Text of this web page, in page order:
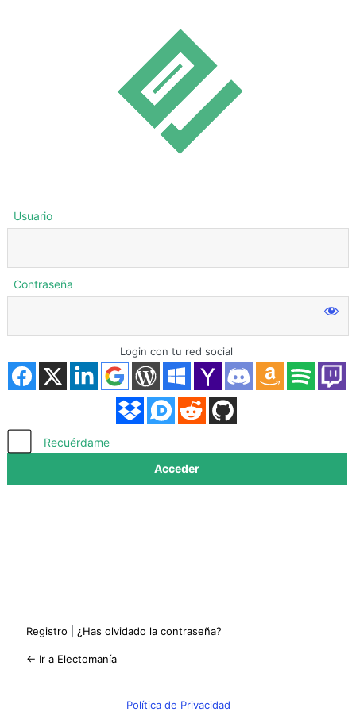
Acceder
Usuario
Contraseña
Login con tu red social
Recuérdame
Registro ¿Has olvidado la contraseña?
← Ir a Electomanía
Política de Privacidad